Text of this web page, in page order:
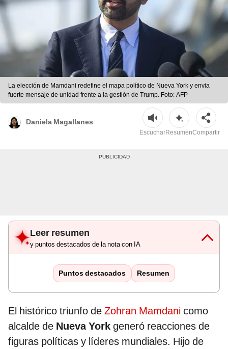
La elección de Mamdani redefine el mapa político de Nueva York y envia
fuerte mensaje de unidad frente a la gestión de Trump. Foto: AFP
Daniela Magallanes
EscucharResumenCompartir
Leer resumen
y puntos destacados de la nota con IA
Puntos destacados Resumen
El histórico triunfo de Zohran Mamdani como
alcalde de Nueva York generó reacciones de
figuras políticas y líderes mundiales. Hijo de